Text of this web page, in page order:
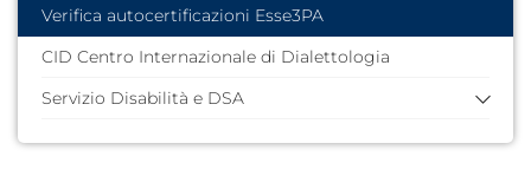
Verifica autocertificazioni Esse3PA
CID Centro Internazionale di Dialettologia
Servizio Disabilità e DSA
Link al precedente sito